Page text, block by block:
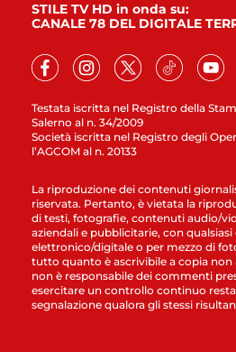
Testata iscritta nel Registro della
Salerno al n. 34/2009
Società iscritta nel Registro degli
l’AGCOM al n. 20133
STILE TV HD in onda su:
CANALE 78 DEL DIGITALE
La riproduzione dei contenuti
riservata. Pertanto, è vietata la
di testi, fotografie, contenuti audio/
aziendali e pubblicitarie, con
elettronico/digitale o per mezzo di
tutto quanto è ascrivibile a copia non
non è responsabile dei commenti
esercitare un controllo continuo
segnalazione qualora gli stessi